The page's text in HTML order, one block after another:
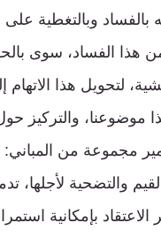
بالفساد وبالتغطية
الفساد، سوى
لتحويل هذا
موضوعنا، والتركيز
مجموعة من المباني:
والتضحية لأجلها،
بإمكانية